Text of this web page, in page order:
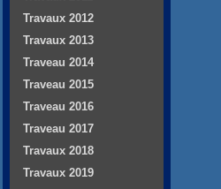
Travaux 2012
Travaux 2013
Traveau 2014
Traveau 2015
Traveau 2016
Traveau 2017
Travaux 2018
Travaux 2019